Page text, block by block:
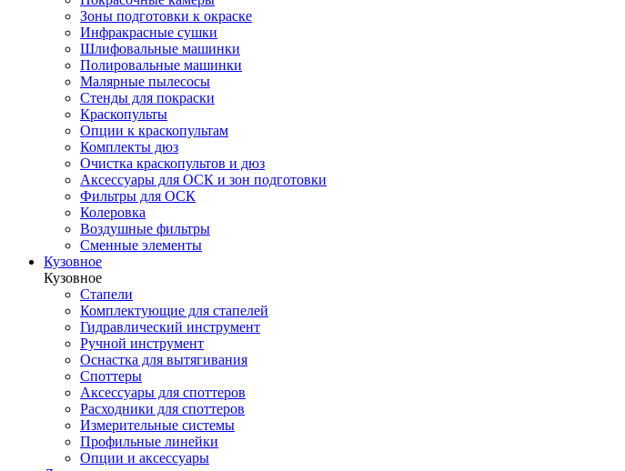
Зоны подготовки к окраске
Инфракрасные сушки
Шлифовальные машинки
Полировальные машинки
Малярные пылесосы
Стенды для покраски
Краскопульты
Опции к краскопультам
Комплекты дюз
Очистка краскопультов и дюз
Аксессуары для ОСК и зон подготовки
Фильтры для ОСК
Колеровка
Воздушные фильтры
Сменные элементы
Кузовное
Кузовное
Стапели
Комплектующие для стапелей
Гидравлический инструмент
Ручной инструмент
Оснастка для вытягивания
Споттеры
Аксессуары для споттеров
Расходники для споттеров
Измерительные системы
Профильные линейки
Опции и аксессуары